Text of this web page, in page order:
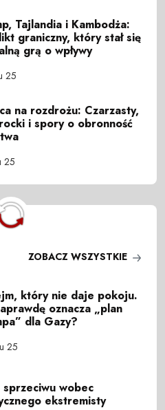
Tajlandia i Kambodża:
graniczny, który stał się
grą o wpływy
25
na rozdrożu: Czarzasty,
i spory o obronność
25
ZOBACZ WSZYSTKIE
który nie daje pokoju.
oznacza „plan
dla Gazy?
25
sprzeciwu wobec
ekstremisty